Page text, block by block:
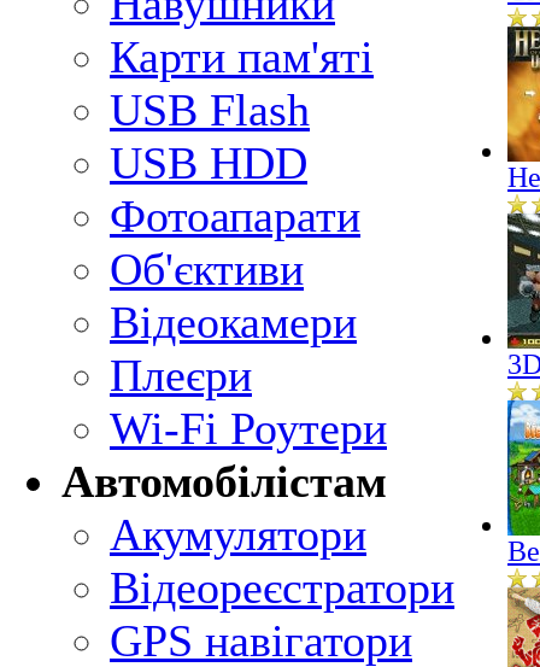
Карти пам'яті
USB Flash
USB HDD
Фотоапарати
Об'єктиви
Відеокамери
Плеєри
Wi-Fi Роутери
Автомобілістам
Акумулятори
Відеореєстратори
GPS навігатори